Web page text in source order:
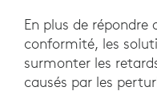
En plus de répondre
conformité, les
surmonter les
causés par les